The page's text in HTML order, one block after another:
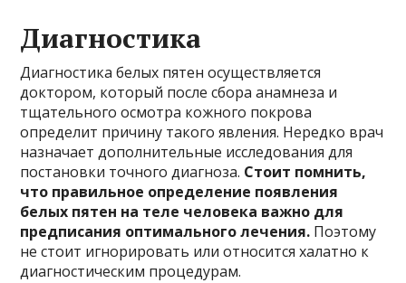
Диагностика
Диагностика белых пятен осуществляется
доктором, который после сбора анамнеза и
тщательного осмотра кожного покрова
определит причину такого явления. Нередко врач
назначает дополнительные исследования для
постановки точного диагноза. Стоит помнить,
что правильное определение появления
белых пятен на теле человека важно для
предписания оптимального лечения. Поэтому
не стоит игнорировать или относится халатно к
диагностическим процедурам.